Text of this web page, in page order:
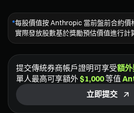
*每股價值按 Anthropic 當前盤前合約價
實際發放股數基於獎勵預估價值進行計
提交傳統券商帳戶證明可享受額
單人最高可享額外 $1,000等值
立即提交